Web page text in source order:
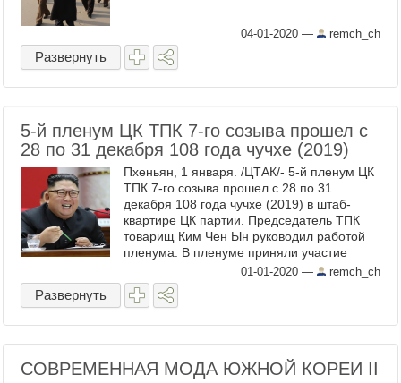
04-01-2020 — remch_ch
Развернуть
5-й пленум ЦК ТПК 7-го созыва прошел с
28 по 31 декабря 108 года чучхе (2019)
Пхеньян, 1 января. /ЦТАК/- 5-й пленум ЦК
ТПК 7-го созыва прошел с 28 по 31
декабря 108 года чучхе (2019) в штаб-
квартире ЦК партии. Председатель ТПК
товарищ Ким Чен Ын руководил работой
пленума. В пленуме приняли участие
члены и кандидаты в члены ЦК ТПК, члены
Центральной ...
01-01-2020 — remch_ch
Развернуть
СОВРЕМЕННАЯ МОДА ЮЖНОЙ КОРЕИ II